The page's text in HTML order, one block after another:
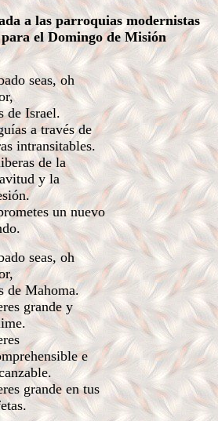
a las parroquias modernistas
el Domingo de Misión
seas, oh
de Israel.
a través de
intransitables.
de la
y la
un nuevo
seas, oh
de Mahoma.
grande y
e
grande en tus